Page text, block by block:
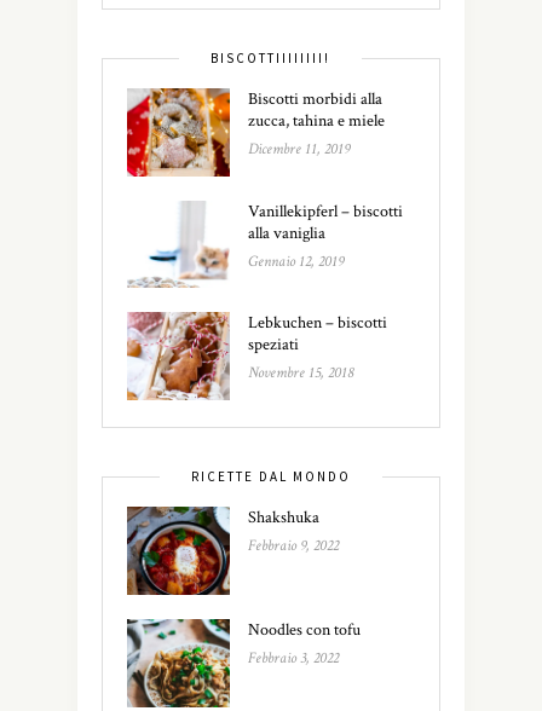
BISCOTTIIIIIIII!
Biscotti morbidi alla
zucca, tahina e miele
Dicembre 11, 2019
Vanillekipferl – biscotti
alla vaniglia
Gennaio 12, 2019
Lebkuchen – biscotti
speziati
Novembre 15, 2018
RICETTE DAL MONDO
Shakshuka
Febbraio 9, 2022
Noodles con tofu
Febbraio 3, 2022